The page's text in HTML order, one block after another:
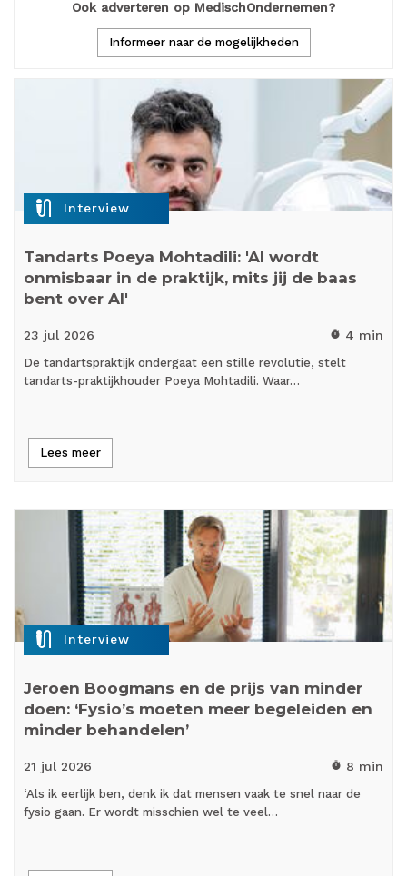
Ook adverteren op MedischOndernemen?
Informeer naar de mogelijkheden
mic_external_on Interview
Tandarts Poeya Mohtadili: 'AI wordt
onmisbaar in de praktijk, mits jij de baas
bent over AI'
23 jul 2026 timer 4 min
De tandartspraktijk ondergaat een stille revolutie, stelt
tandarts-praktijkhouder Poeya Mohtadili. Waar…
Lees meer
mic_external_on Interview
Jeroen Boogmans en de prijs van minder
doen: ‘Fysio’s moeten meer begeleiden en
minder behandelen’
21 jul 2026 timer 8 min
‘Als ik eerlijk ben, denk ik dat mensen vaak te snel naar de
fysio gaan. Er wordt misschien wel te veel…